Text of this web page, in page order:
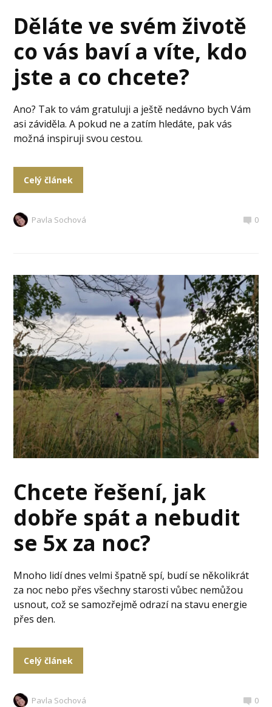
Děláte ve svém životě
co vás baví a víte, kdo
jste a co chcete?
Ano? Tak to vám gratuluji a ještě nedávno bych Vám
asi záviděla. A pokud ne a zatím hledáte, pak vás
možná inspiruji svou cestou.
Celý článek
Pavla Sochová 0
Chcete řešení, jak
dobře spát a nebudit
se 5x za noc?
Mnoho lidí dnes velmi špatně spí, budí se několikrát
za noc nebo přes všechny starosti vůbec nemůžou
usnout, což se samozřejmě odrazí na stavu energie
přes den.
Celý článek
Pavla Sochová 0